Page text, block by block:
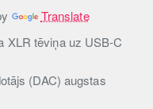
Translate
XLR tēviņa uz USB-C
(DAC) augstas